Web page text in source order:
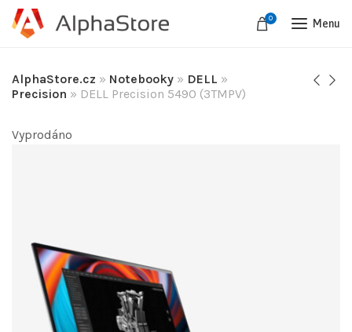
0 Menu
AlphaStore.cz » Notebooky » DELL »
Precision » DELL Precision 5490 (3TMPV)
Vyprodáno